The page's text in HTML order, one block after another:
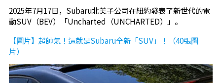
2025年7月17日，Subaru北美子公司在紐約發表了新世代的電
動SUV（BEV）「Uncharted（UNCHARTED）」。
【圖片】超帥氣！這就是Subaru全新「SUV」！（40張圖
片）